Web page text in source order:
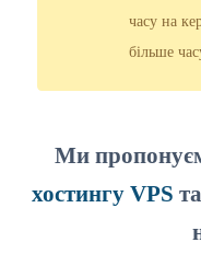
часу на
більше
Ми
хостингу VPS